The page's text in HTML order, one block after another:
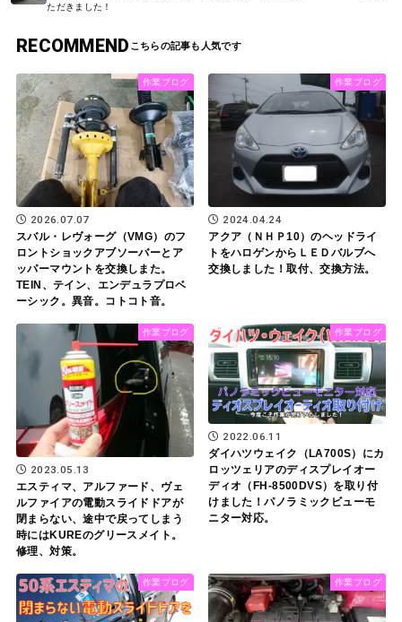
ただきました！
RECOMMEND
作業ブログ
2026.07.07
スバル・レヴォーグ（VMG）のフ
ロントショックアブソーバーとア
ッパーマウントを交換しまた。
TEIN、テイン、エンデュラプロベ
ーシック。異音。コトコト音。
作業ブログ
2024.04.24
アクア（ＮＨＰ10）のヘッドライ
トをハロゲンからＬＥＤバルブへ
交換しました！取付、交換方法。
作業ブログ
2023.05.13
エスティマ、アルファード、ヴェ
ルファイアの電動スライドドアが
閉まらない、途中で戻ってしまう
時にはKUREのグリースメイト。
修理、対策。
作業ブログ
2022.06.11
ダイハツウェイク（LA700S）にカ
ロッツェリアのディスプレイオー
ディオ（FH-8500DVS）を取り付
けました！パノラミックビューモ
ニター対応。
作業ブログ 作業ブログ